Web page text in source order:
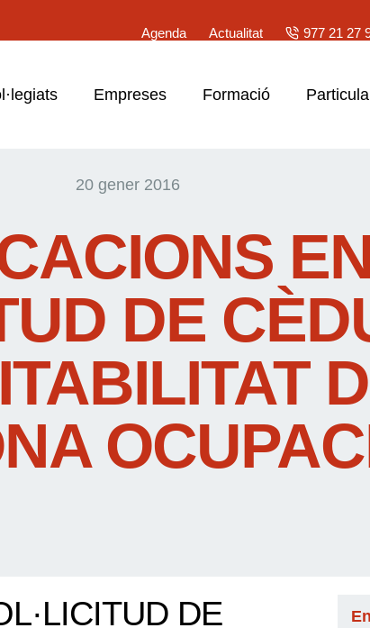
Agenda
Actualitat 977 21 27
Empreses Formació
20 gener 2016
DE
DE